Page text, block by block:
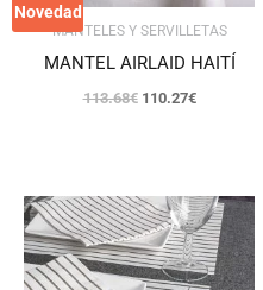
Novedad
MANTELES Y SERVILLETAS
MANTEL AIRLAID HAITÍ
113.68€ 110.27€